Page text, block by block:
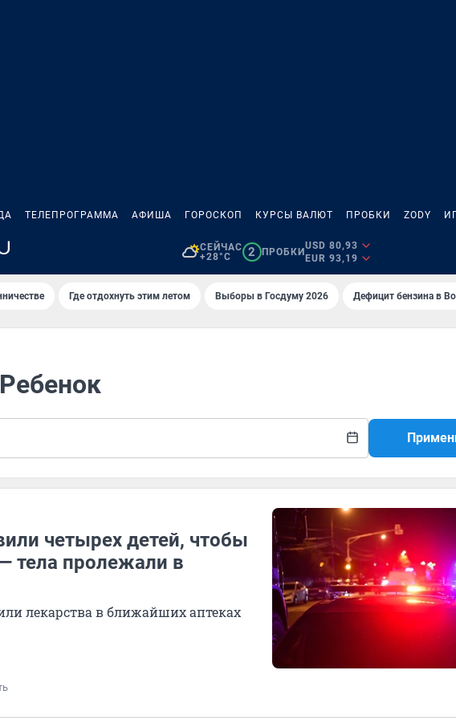
ТЕЛЕПРОГРАММА АФИША ГОРОСКОП КУРСЫ ВАЛЮТ ПРОБКИ ZODY
СЕЙЧАС
+28°C
2 ПРОБКИ
USD 80,93
EUR 93,19
Где отдохнуть этим летом Выборы в Госдуму 2026 Дефицит бензина в
четырех детей, чтобы
тела пролежали в
лекарства в ближайших аптеках